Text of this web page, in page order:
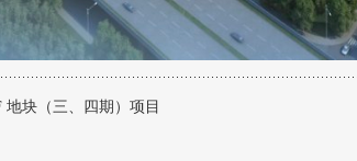
地块（三、四期）项目